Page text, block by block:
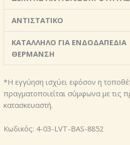
ΑΝΤΙΣΤΑΤΙΚΟ
ΚΑΤΑΛΛΗΛΟ ΓΙΑ ΕΝΔΟΔΑΠΕΔΙΑ
ΘΕΡΜΑΝΣΗ
*Η εγγύηση ισχύει εφόσον η
πραγματοποιείται σύμφωνα με τις
κατασκευαστή.
Κωδικός: 4-03-LVT-BAS-8852